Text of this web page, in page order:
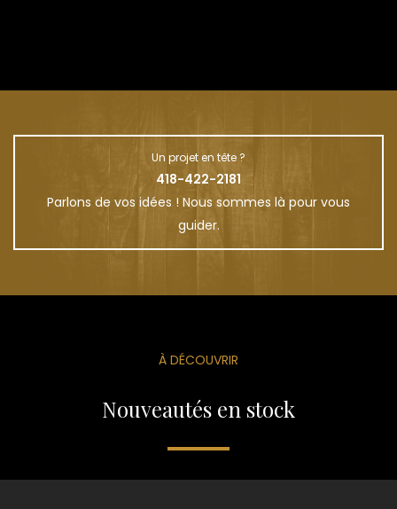
Un projet en tête ?
418-422-2181
Parlons de vos idées ! Nous sommes là pour vous
guider.
À DÉCOUVRIR
Nouveautés en stock